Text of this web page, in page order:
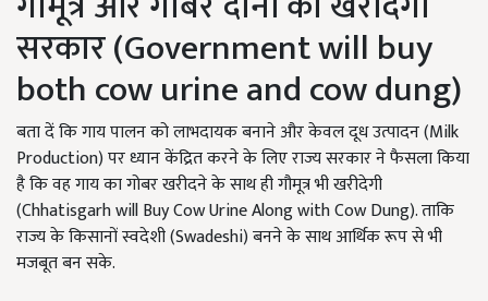
सरकार (Government will buy
both cow urine and cow dung)
बता दें कि गाय पालन को लाभदायक बनाने और केवल दूध उत्पादन (Milk
Production) पर ध्यान केंद्रित करने के लिए राज्य सरकार ने फैसला किया
है कि वह गाय का गोबर खरीदने के साथ ही गौमूत्र भी खरीदेगी
(Chhatisgarh will Buy Cow Urine Along with Cow Dung). ताकि
राज्य के किसानों स्वदेशी (Swadeshi) बनने के साथ आर्थिक रूप से भी
मजबूत बन सके.